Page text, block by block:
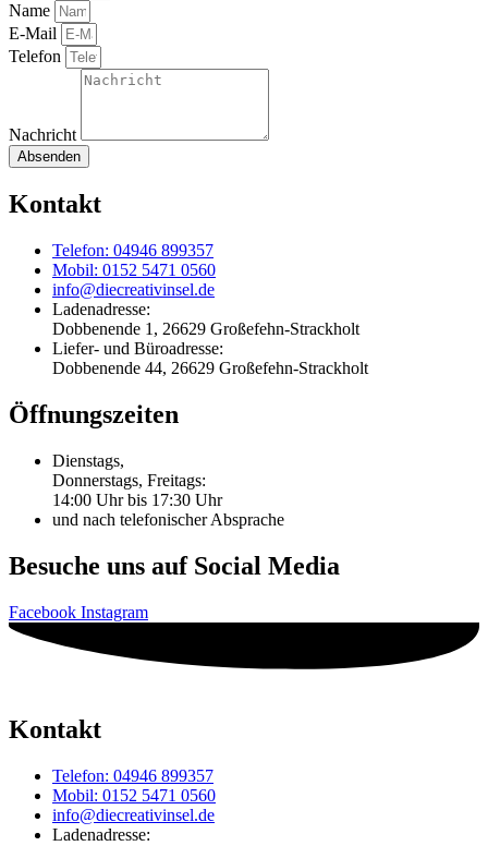
Name
E-Mail
Telefon
Nachricht
Absenden
Kontakt
Telefon: 04946 899357
Mobil: 0152 5471 0560
info@diecreativinsel.de
Ladenadresse:
Dobbenende 1, 26629 Großefehn-Strackholt
Liefer- und Büroadresse:
Dobbenende 44, 26629 Großefehn-Strackholt
Öffnungszeiten
Dienstags,
Donnerstags, Freitags:
14:00 Uhr bis 17:30 Uhr
und nach telefonischer Absprache
Besuche uns auf Social Media
Facebook Instagram
Kontakt
Telefon: 04946 899357
Mobil: 0152 5471 0560
info@diecreativinsel.de
Ladenadresse: